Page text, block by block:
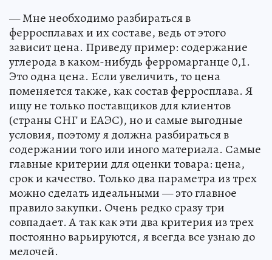
— Мне необходимо разбираться в
ферросплавах и их составе, ведь от этого
зависит цена. Приведу пример: содержание
углерода в каком-нибудь ферромарганце 0,1.
Это одна цена. Если увеличить, то цена
поменяется также, как состав ферросплава. Я
ищу не только поставщиков для клиентов
(страны СНГ и ЕАЭС), но и самые выгодные
условия, поэтому я должна разбираться в
содержании того или иного материала. Самые
главные критерии для оценки товара: цена,
срок и качество. Только два параметра из трех
можно сделать идеальными — это главное
правило закупки. Очень редко сразу три
совпадает. А так как эти два критерия из трех
постоянно варьируются, я всегда все узнаю до
мелочей.